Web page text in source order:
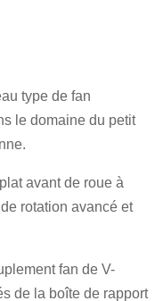
type de fan
le domaine du petit
avant de roue à
rotation avancé et
fan de V-
de la boîte de rapport